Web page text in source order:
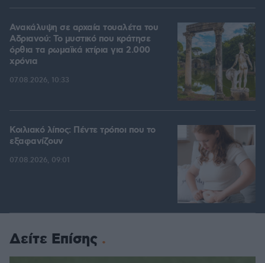
Ανακάλυψη σε αρχαία τουαλέτα του
Αδριανού: Το μυστικό που κράτησε
όρθια τα ρωμαϊκά κτίρια για 2.000
χρόνια
07.08.2026, 10:33
Κοιλιακό λίπος: Πέντε τρόποι που το
εξαφανίζουν
07.08.2026, 09:01
Δείτε Επίσης